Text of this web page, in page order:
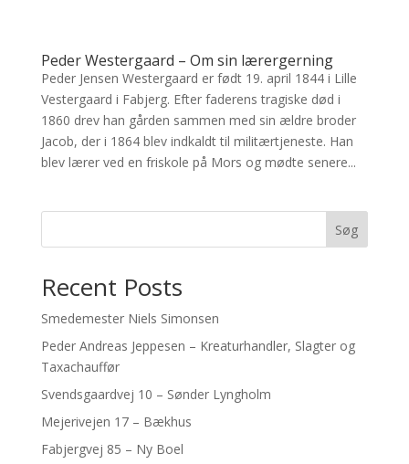
Peder Westergaard – Om sin lærergerning
Peder Jensen Westergaard er født 19. april 1844 i Lille
Vestergaard i Fabjerg. Efter faderens tragiske død i
1860 drev han gården sammen med sin ældre broder
Jacob, der i 1864 blev indkaldt til militærtjeneste. Han
blev lærer ved en friskole på Mors og mødte senere...
Søg
Recent Posts
Smedemester Niels Simonsen
Peder Andreas Jeppesen – Kreaturhandler, Slagter og
Taxachauffør
Svendsgaardvej 10 – Sønder Lyngholm
Mejerivejen 17 – Bækhus
Fabjergvej 85 – Ny Boel